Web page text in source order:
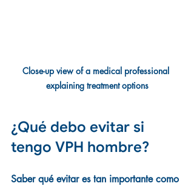
Close-up view of a medical professional
explaining treatment options
¿Qué debo evitar si
tengo VPH hombre?
Saber qué evitar es tan importante como